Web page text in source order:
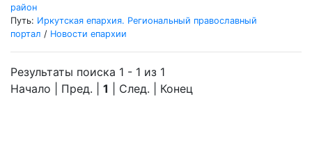
район
Путь: Иркутская епархия. Региональный православный
портал / Новости епархии
Результаты поиска 1 - 1 из 1
Начало | Пред. | 1 | След. | Конец